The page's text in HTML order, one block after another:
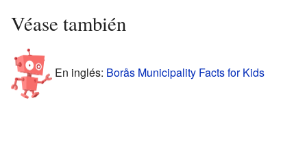
Véase también
En inglés: Borås Municipality Facts for Kids